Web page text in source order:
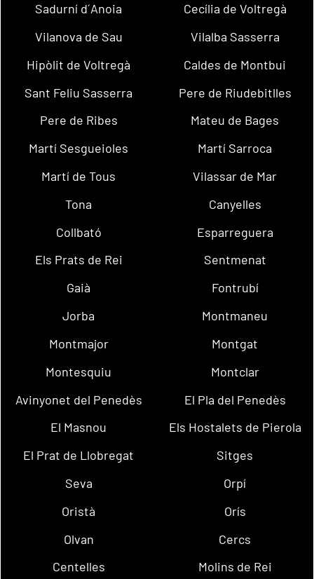
Sadurní d´Anoia
Cecília de Voltregà
Vilanova de Sau
Vilalba Sasserra
Hipòlit de Voltregà
Caldes de Montbui
Sant Feliu Sasserra
Pere de Riudebitlles
Pere de Ribes
Mateu de Bages
Martí Sesgueioles
Martí Sarroca
Martí de Tous
Vilassar de Mar
Tona
Canyelles
Collbató
Esparreguera
Els Prats de Rei
Sentmenat
Gaià
Fontrubí
Jorba
Montmaneu
Montmajor
Montgat
Montesquiu
Montclar
Avinyonet del Penedès
El Pla del Penedès
El Masnou
Els Hostalets de Pierola
El Prat de Llobregat
Sitges
Seva
Orpí
Oristà
Orís
Olvan
Cercs
Centelles
Molins de Rei